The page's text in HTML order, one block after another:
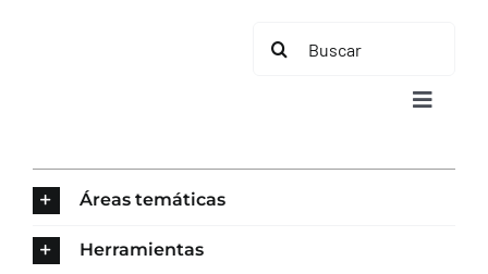
Buscar:
Toggle
Áreas temáticas
Herramientas